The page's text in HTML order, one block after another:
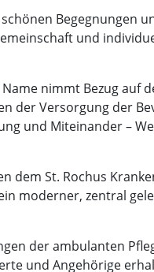
Begegnungen
und
nimmt Bezug auf
der Versorgung der
und Miteinander –
dem St. Rochus
moderner, zentral
der ambulanten
und Angehörige